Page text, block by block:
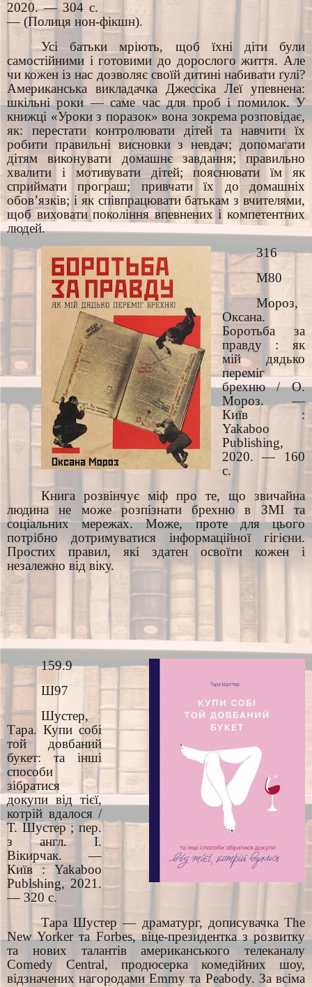
2020. — 304 с.
— (Полиця нон-фікшн).
Усі батьки мріють, щоб їхні діти були
самостійними і готовими до дорослого життя. Але
чи кожен із нас дозволяє своїй дитині набивати ґулі?
Американська викладачка Джессіка Леї упевнена:
шкільні роки — саме час для проб і помилок. У
книжці «Уроки з поразок» вона зокрема розповідає,
як: перестати контролювати дітей та навчити їх
робити правильні висновки з невдач; допомагати
дітям виконувати домашнє завдання; правильно
хвалити і мотивувати дітей; пояснювати їм як
сприймати програш; привчати їх до домашніх
обов’язків; і як співпрацювати батькам з вчителями,
щоб виховати покоління впевнених і компетентних
людей.
316
М80
Мороз,
Оксана.
Боротьба за
правду : як
мій дядько
переміг
брехню / О.
Мороз. —
Київ :
Yakaboo
Publishing,
2020. — 160
с.
Книга розвінчує міф про те, що звичайна
людина не може розпізнати брехню в ЗМІ та
соціальних мережах. Може, проте для цього
потрібно дотримуватися інформаційної гігієни.
Простих правил, які здатен освоїти кожен і
незалежно від віку.
159.9
Ш97
Шустер,
Тара. Купи собі
той довбаний
букет: та інші
способи
зібратися
докупи від тієї,
котрій вдалося /
Т. Шустер ; пер.
з англ. І.
Вікирчак. —
Київ : Yakaboo
Publshing, 2021.
— 320 с.
Тара Шустер — драматург, дописувачка The
New Yorker та Forbes, віце-президентка з розвитку
та нових талантів американського телеканалу
Comedy Central, продюсерка комедійних шоу,
відзначених нагородами Emmy та Peabody. За всіма